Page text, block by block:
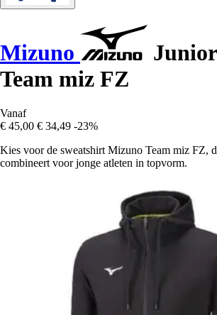
Mizuno
Team miz FZ
Vanaf
€ 45,00 € 34,49 -23%
Kies voor de sweatshirt Mizuno Team miz FZ,
combineert voor jonge atleten in topvorm.